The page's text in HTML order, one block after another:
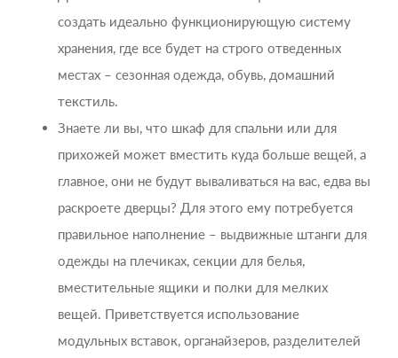
создать идеально функционирующую систему
хранения, где все будет на строго отведенных
местах – сезонная одежда, обувь, домашний
текстиль.
Знаете ли вы, что шкаф для спальни или для
прихожей может вместить куда больше вещей, а
главное, они не будут вываливаться на вас, едва вы
раскроете дверцы? Для этого ему потребуется
правильное наполнение – выдвижные штанги для
одежды на плечиках, секции для белья,
вместительные ящики и полки для мелких
вещей. Приветствуется использование
модульных вставок, органайзеров, разделителей